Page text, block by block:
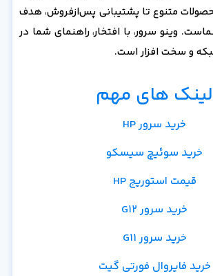
متنوع تا پشتیبانی پس‌از‌فروش، هدف
وینو سرور، با افتخار، راهنمای شما در
و سخت افزار است.
لینک های مهم
خرید سرور HP
خرید سوئیچ سیسکو
قیمت استوریج HP
خرید سرور G12
خرید سرور G11
خرید فایروال فورتی گیت